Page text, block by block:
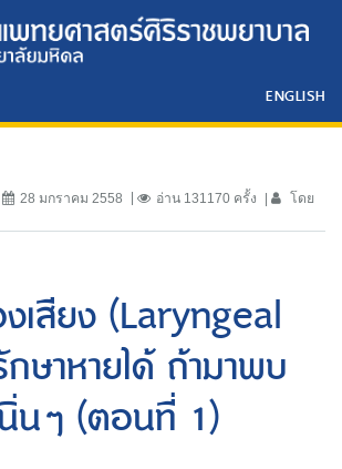
ENGLISH
28 มกราคม 2558 อ่าน 131170 ครั้ง โดย
งเสียง (Laryngeal
ษาหายได้ ถ้ามาพบ
นๆ (ตอนที่ 1)